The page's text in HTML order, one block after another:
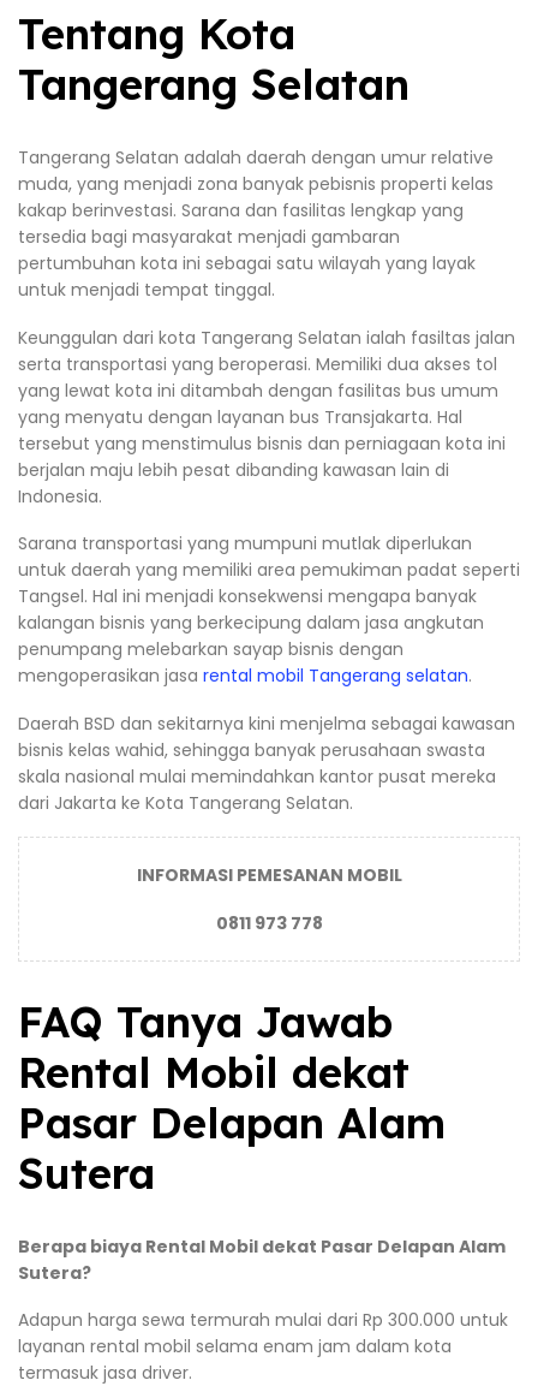
Tentang Kota
Tangerang Selatan
Tangerang Selatan adalah daerah dengan umur relative
muda, yang menjadi zona banyak pebisnis properti kelas
kakap berinvestasi. Sarana dan fasilitas lengkap yang
tersedia bagi masyarakat menjadi gambaran
pertumbuhan kota ini sebagai satu wilayah yang layak
untuk menjadi tempat tinggal.
Keunggulan dari kota Tangerang Selatan ialah fasiltas jalan
serta transportasi yang beroperasi. Memiliki dua akses tol
yang lewat kota ini ditambah dengan fasilitas bus umum
yang menyatu dengan layanan bus Transjakarta. Hal
tersebut yang menstimulus bisnis dan perniagaan kota ini
berjalan maju lebih pesat dibanding kawasan lain di
Indonesia.
Sarana transportasi yang mumpuni mutlak diperlukan
untuk daerah yang memiliki area pemukiman padat seperti
Tangsel. Hal ini menjadi konsekwensi mengapa banyak
kalangan bisnis yang berkecipung dalam jasa angkutan
penumpang melebarkan sayap bisnis dengan
mengoperasikan jasa rental mobil Tangerang selatan.
Daerah BSD dan sekitarnya kini menjelma sebagai kawasan
bisnis kelas wahid, sehingga banyak perusahaan swasta
skala nasional mulai memindahkan kantor pusat mereka
dari Jakarta ke Kota Tangerang Selatan.
INFORMASI PEMESANAN MOBIL
0811 973 778
FAQ Tanya Jawab
Rental Mobil dekat
Pasar Delapan Alam
Sutera
Berapa biaya Rental Mobil dekat Pasar Delapan Alam
Sutera?
Adapun harga sewa termurah mulai dari Rp 300.000 untuk
layanan rental mobil selama enam jam dalam kota
termasuk jasa driver.